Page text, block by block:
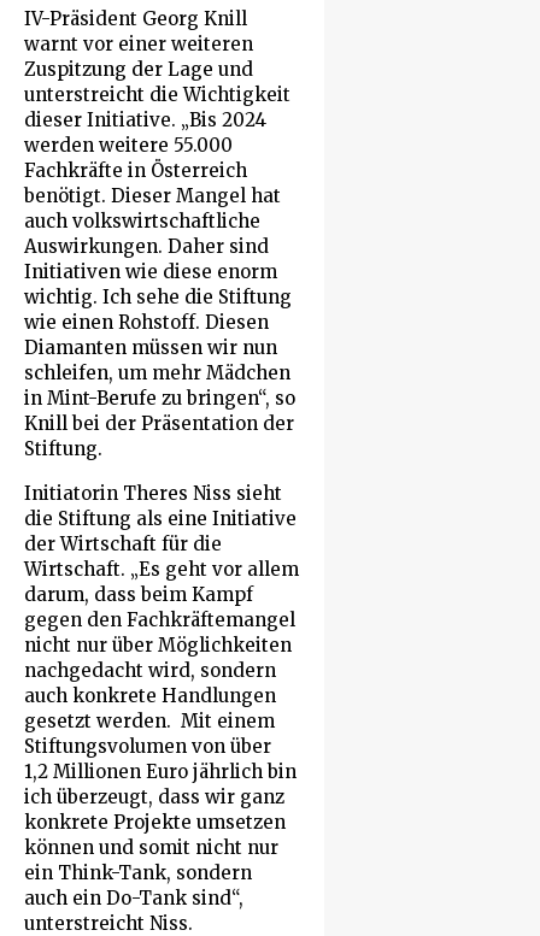
IV-Präsident Georg Knill
warnt vor einer weiteren
Zuspitzung der Lage und
unterstreicht die Wichtigkeit
dieser Initiative. „Bis 2024
werden weitere 55.000
Fachkräfte in Österreich
benötigt. Dieser Mangel hat
auch volkswirtschaftliche
Auswirkungen. Daher sind
Initiativen wie diese enorm
wichtig. Ich sehe die Stiftung
wie einen Rohstoff. Diesen
Diamanten müssen wir nun
schleifen, um mehr Mädchen
in Mint-Berufe zu bringen“, so
Knill bei der Präsentation der
Stiftung.
Initiatorin Theres Niss sieht
die Stiftung als eine Initiative
der Wirtschaft für die
Wirtschaft. „Es geht vor allem
darum, dass beim Kampf
gegen den Fachkräftemangel
nicht nur über Möglichkeiten
nachgedacht wird, sondern
auch konkrete Handlungen
gesetzt werden. Mit einem
Stiftungsvolumen von über
1,2 Millionen Euro jährlich bin
ich überzeugt, dass wir ganz
konkrete Projekte umsetzen
können und somit nicht nur
ein Think-Tank, sondern
auch ein Do-Tank sind“,
unterstreicht Niss.